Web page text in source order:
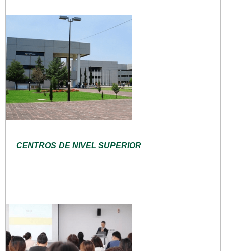
CENTROS DE NIVEL SUPERIOR